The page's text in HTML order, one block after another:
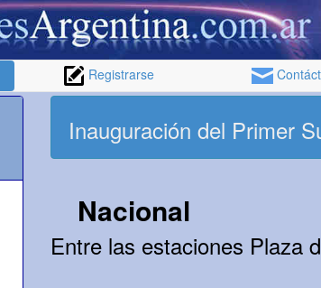
Registrarse
Inauguración del Primer
Nacional
Entre las estaciones Plaza